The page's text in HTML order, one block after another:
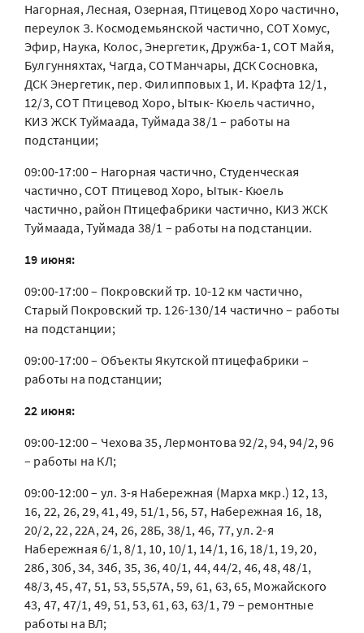
Нагорная, Лесная, Озерная, Птицевод Хоро частично,
переулок З. Космодемьянской частично, СОТ Хомус,
Эфир, Наука, Колос, Энергетик, Дружба-1, СОТ Майя,
Булгунняхтах, Чагда, СОТМанчары, ДСК Сосновка,
ДСК Энергетик, пер. Филипповых 1, И. Крафта 12/1,
12/3, СОТ Птицевод Хоро, Ытык- Кюель частично,
КИЗ ЖСК Туймаада, Туймада 38/1 – работы на
подстанции;
09:00-17:00 – Нагорная частично, Студенческая
частично, СОТ Птицевод Хоро, Ытык- Кюель
частично, район Птицефабрики частично, КИЗ ЖСК
Туймаада, Туймада 38/1 – работы на подстанции.
19 июня:
09:00-17:00 – Покровский тр. 10-12 км частично,
Старый Покровский тр. 126-130/14 частично – работы
на подстанции;
09:00-17:00 – Объекты Якутской птицефабрики –
работы на подстанции;
22 июня:
09:00-12:00 – Чехова 35, Лермонтова 92/2, 94, 94/2, 96
– работы на КЛ;
09:00-12:00 – ул. 3-я Набережная (Марха мкр.) 12, 13,
16, 22, 26, 29, 41, 49, 51/1, 56, 57, Набережная 16, 18,
20/2, 22, 22А, 24, 26, 28Б, 38/1, 46, 77, ул. 2-я
Набережная 6/1, 8/1, 10, 10/1, 14/1, 16, 18/1, 19, 20,
28б, 30б, 34, 34б, 35, 36, 40/1, 44, 44/2, 46, 48, 48/1,
48/3, 45, 47, 51, 53, 55,57А, 59, 61, 63, 65, Можайского
43, 47, 47/1, 49, 51, 53, 61, 63, 63/1, 79 – ремонтные
работы на ВЛ;